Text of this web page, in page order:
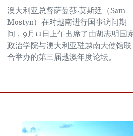
澳大利亚总督萨曼莎·莫斯廷（Sam
Mostyn）在对越南进行国事访问期
间，9月11日上午出席了由胡志明国
政治学院与澳大利亚驻越南大使馆联
合举办的第三届越澳年度论坛。